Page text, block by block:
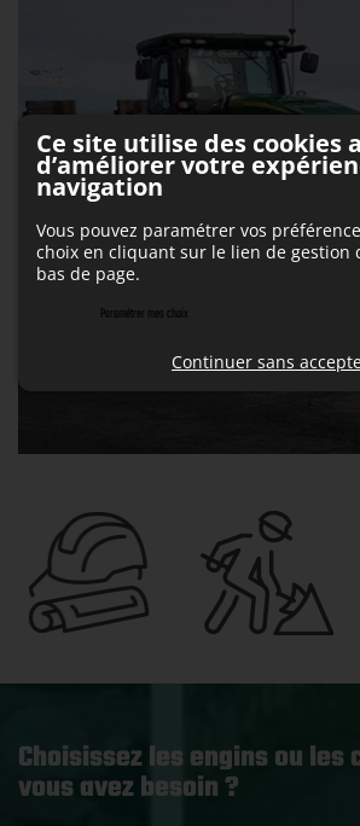
Choisissez les engins ou les
vous avez besoin ?
Ce site utilise des cookies
d’améliorer votre
navigation
Vous pouvez paramétrer vos
choix en cliquant sur le lien de gestion
bas de page.
Paramétrer mes choix
Continuer sans